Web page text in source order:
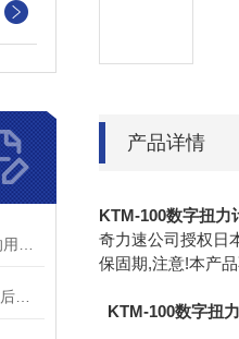
产品详情
KTM-100数字扭力
奇力速公司授权日
保固期,注意!本产
KTM-100数字扭